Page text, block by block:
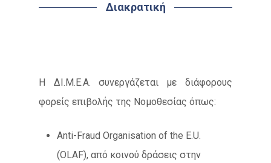
Διακρατική
Η ΔΙ.Μ.Ε.Α. συνεργάζεται με διάφορους
φορείς επιβολής της Νομοθεσίας όπως:
Anti-Fraud Organisation of the E.U.
(OLAF), από κοινού δράσεις στην